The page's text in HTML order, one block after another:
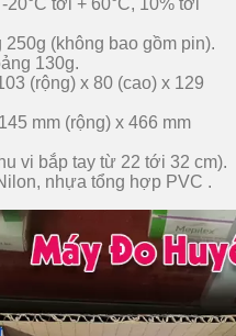
tới + 60°C, 10% tới
(không bao gồm pin).
130g.
(rộng) x 80 (cao) x 129
mm (rộng) x 466 mm
vi bắp tay từ 22 tới 32 cm).
nhựa tổng hợp PVC .